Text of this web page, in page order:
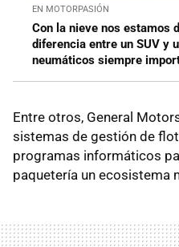
EN MOTORPASIÓN
Con la nieve nos estamos
diferencia entre un SUV y
neumáticos siempre
Entre otros, General
sistemas de gestión de
programas informáticos
paquetería un ecosistema